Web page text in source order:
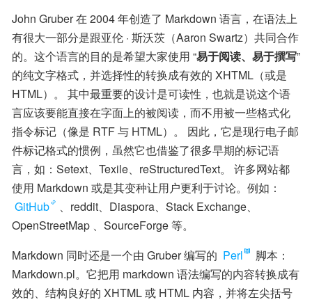
John Gruber 在 2004 年创造了 Markdown 语言，在语法上
有很大一部分是跟亚伦 · 斯沃茨（Aaron Swartz）共同合作
的。这个语言的目的是希望大家使用 “易于阅读、易于撰写”
的纯文字格式，并选择性的转换成有效的 XHTML（或是
HTML）。 其中最重要的设计是可读性，也就是说这个语
言应该要能直接在字面上的被阅读，而不用被一些格式化
指令标记（像是 RTF 与 HTML）。 因此，它是现行电子邮
件标记格式的惯例，虽然它也借鉴了很多早期的标记语
言，如：Setext、Texile、reStructuredText。 许多网站都
使用 Markdown 或是其变种让用户更利于讨论。例如：
GitHub
、reddit、Diaspora、Stack Exchange、
OpenStreetMap 、SourceForge 等。
Markdown 同时还是一个由 Gruber 编写的 Perl
脚本：
Markdown.pl。它把用 markdown 语法编写的内容转换成有
效的、结构良好的 XHTML 或 HTML 内容，并将左尖括号